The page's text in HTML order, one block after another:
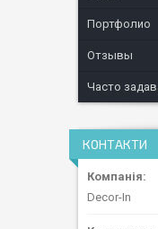
Портфолио
Отзывы
Часто
КОНТАКТИ
Decor-In